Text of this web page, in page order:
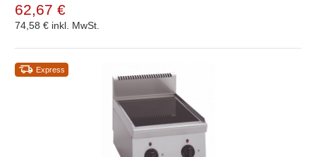
62,67 €
74,58 € inkl. MwSt.
Express